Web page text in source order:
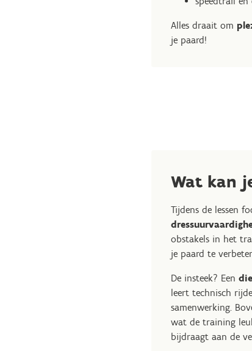
Alles draait om
je paard!
Wat kan
Tijdens de lessen
obstakels in het
je paard te
De insteek? Een
leert technisch
samenwerking.
wat de training
bijdraagt aan de